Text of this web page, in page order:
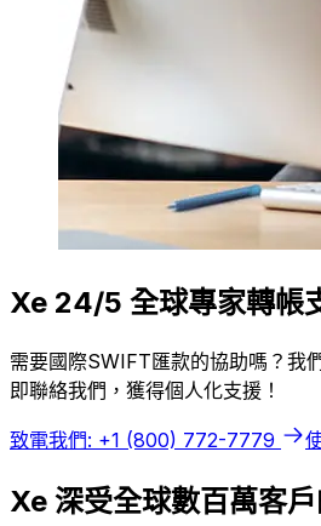
Xe 24/5 全球專家轉帳
需要國際SWIFT匯款的協助嗎？我
即聯絡我們，獲得個人化支援！
致電我們: +1 (800) 772-7779
Xe 深受全球數百萬客